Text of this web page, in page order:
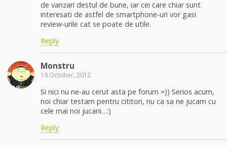
de vanzari destul de bune, iar cei care chiar sunt
interesati de astfel de smartphone-uri vor gasi
review-urile cat se poate de utile.
Reply
Monstru
19 October, 2012
Si nici nu ne-au cerut asta pe forum =)) Serios acum,
noi chiar testam pentru cititori, nu ca sa ne jucam cu
cele mai noi jucarii…:)
Reply